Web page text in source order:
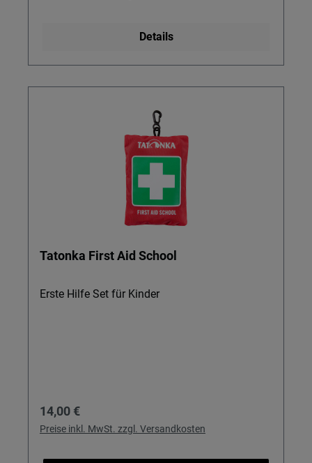
Details
Tatonka First Aid School
Erste Hilfe Set für Kinder
Regulärer Preis:
14,00 €
Preise inkl. MwSt. zzgl. Versandkosten